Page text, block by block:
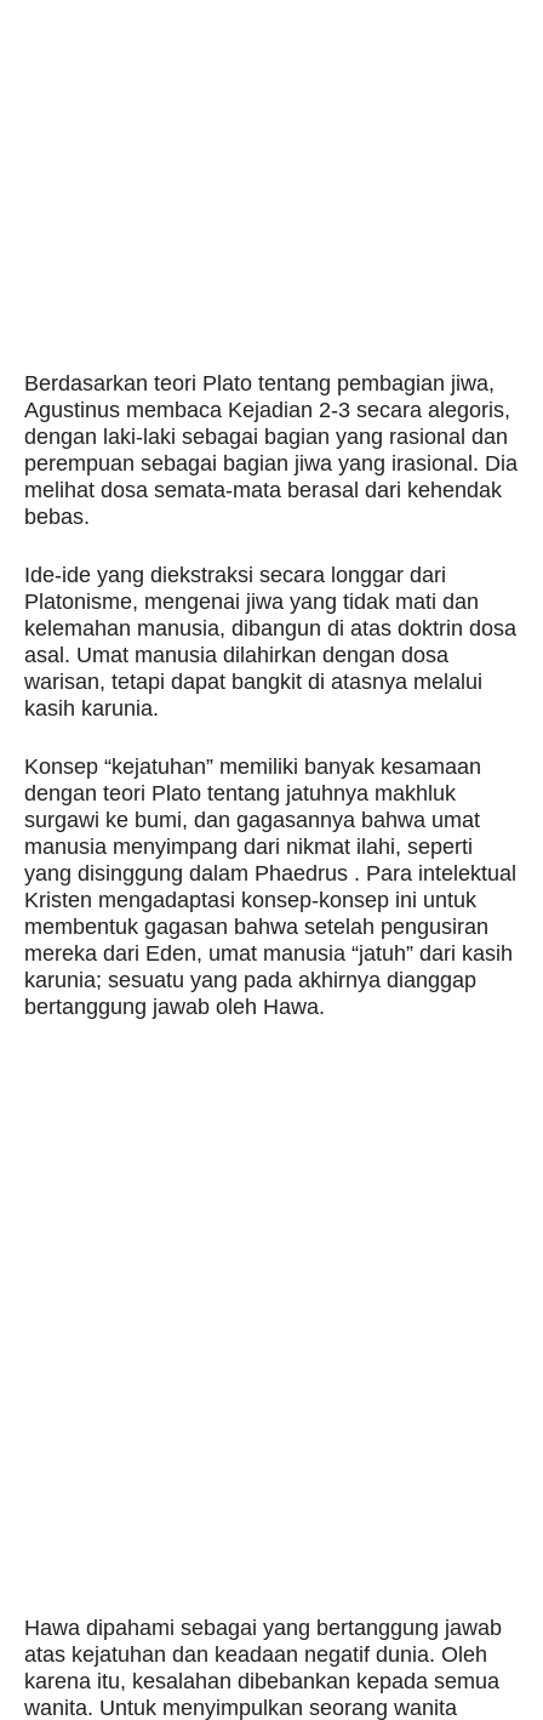
Berdasarkan teori Plato tentang pembagian jiwa,
Agustinus membaca Kejadian 2-3 secara alegoris,
dengan laki-laki sebagai bagian yang rasional dan
perempuan sebagai bagian jiwa yang irasional. Dia
melihat dosa semata-mata berasal dari kehendak
bebas.
Ide-ide yang diekstraksi secara longgar dari
Platonisme, mengenai jiwa yang tidak mati dan
kelemahan manusia, dibangun di atas doktrin dosa
asal. Umat manusia dilahirkan dengan dosa
warisan, tetapi dapat bangkit di atasnya melalui
kasih karunia.
Konsep “kejatuhan” memiliki banyak kesamaan
dengan teori Plato tentang jatuhnya makhluk
surgawi ke bumi, dan gagasannya bahwa umat
manusia menyimpang dari nikmat ilahi, seperti
yang disinggung dalam Phaedrus . Para intelektual
Kristen mengadaptasi konsep-konsep ini untuk
membentuk gagasan bahwa setelah pengusiran
mereka dari Eden, umat manusia “jatuh” dari kasih
karunia; sesuatu yang pada akhirnya dianggap
bertanggung jawab oleh Hawa.
Hawa dipahami sebagai yang bertanggung jawab
atas kejatuhan dan keadaan negatif dunia. Oleh
karena itu, kesalahan dibebankan kepada semua
wanita. Untuk menyimpulkan seorang wanita